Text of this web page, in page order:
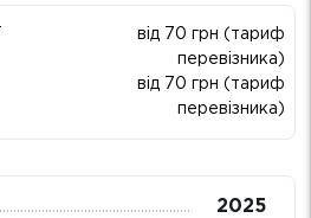
від 70 грн (тариф
перевізника)
від 70 грн (тариф
перевізника)
2025